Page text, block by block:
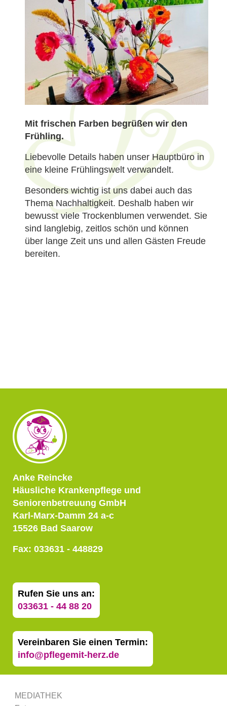
Mit frischen Farben begrüßen wir den
Frühling.
Liebevolle Details haben unser Hauptbüro in
eine kleine Frühlingswelt verwandelt.
Besonders wichtig ist uns dabei auch das
Thema Nachhaltigkeit. Deshalb haben wir
bewusst viele Trockenblumen verwendet. Sie
sind langlebig, zeitlos schön und können
über lange Zeit uns und allen Gästen Freude
bereiten.
Anke Reincke
Häusliche Krankenpflege und
Seniorenbetreuung GmbH
Karl-Marx-Damm 24 a-c
15526 Bad Saarow
Fax: 033631 - 448829
Rufen Sie uns an:
033631 - 44 88 20
Vereinbaren Sie einen Termin:
info@pflegemit-herz.de
MEDIATHEK